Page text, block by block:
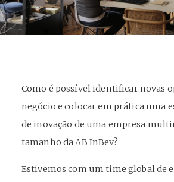
Como é possível identificar novas
negócio e colocar em prática uma
de inovação de uma empresa
tamanho da AB InBev?
Estivemos com um time global de